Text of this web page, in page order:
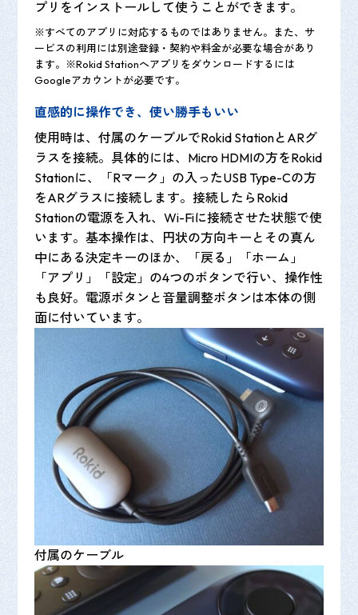
プリをインストールして使うことができます。
※すべてのアプリに対応するものではありません。また、サ
ービスの利用には別途登録・契約や料金が必要な場合があり
ます。※Rokid Stationへアプリをダウンロードするには
Googleアカウントが必要です。
直感的に操作でき、使い勝手もいい
使用時は、付属のケーブルでRokid StationとARグ
ラスを接続。具体的には、Micro HDMIの方をRokid
Stationに、「Rマーク」の入ったUSB Type-Cの方
をARグラスに接続します。接続したらRokid
Stationの電源を入れ、Wi-Fiに接続させた状態で使
います。基本操作は、円状の方向キーとその真ん
中にある決定キーのほか、「戻る」「ホーム」
「アプリ」「設定」の4つのボタンで行い、操作性
も良好。電源ボタンと音量調整ボタンは本体の側
面に付いています。
付属のケーブル